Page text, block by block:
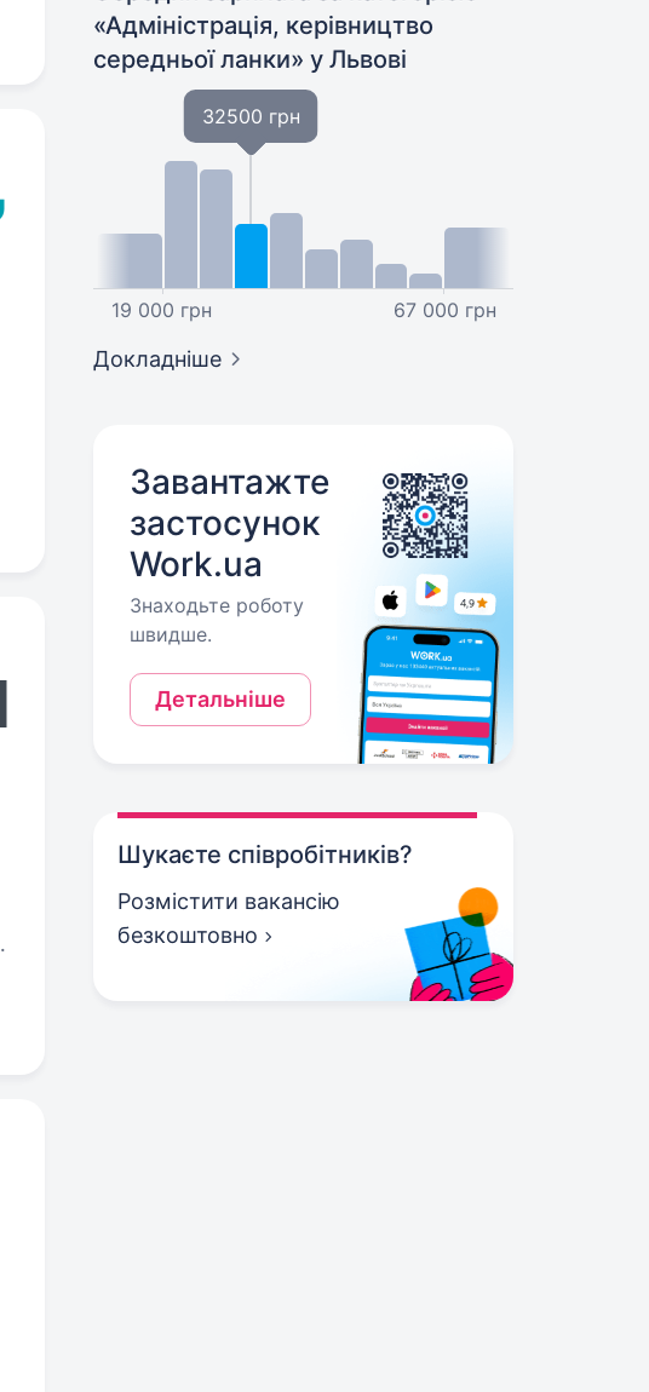
«Адмiнiстрацiя, керівництво
середньої ланки»у Львові
19 000 грн
32500 грн
67 000 грн
Докладніше
Завантажте
застосунок
Work.ua
Знаходьте роботу
швидше.
Детальніше
Шукаєте співробітників?
Розмістити вакансію
безкоштовно